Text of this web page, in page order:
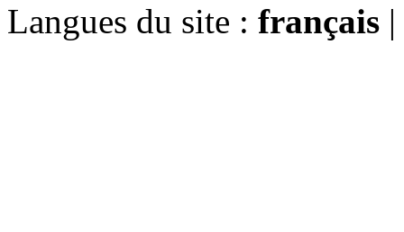
Langues du site : français |